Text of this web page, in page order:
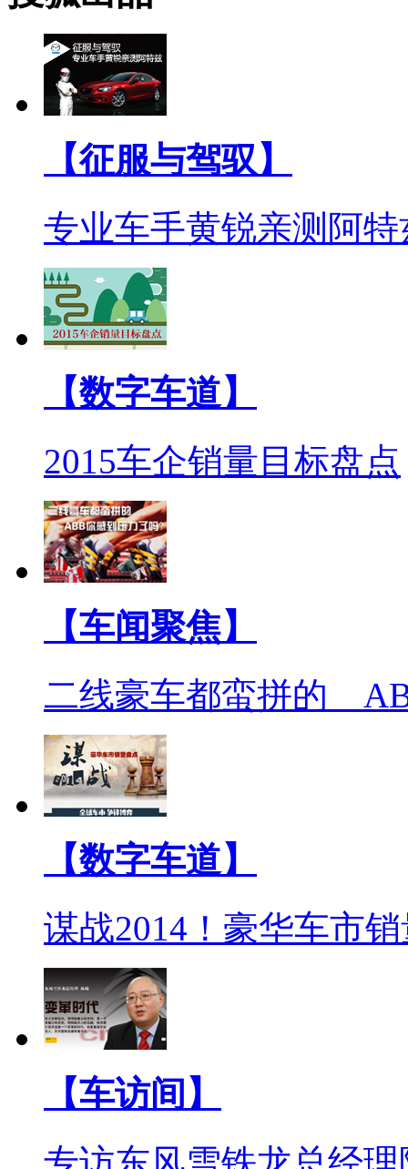
【征服与驾驭】
专业车手黄锐亲测阿特
【数字车道】
2015车企销量目标盘点
【车闻聚焦】
二线豪车都蛮拼的
【数字车道】
谋战2014！豪华车市
【车访间】